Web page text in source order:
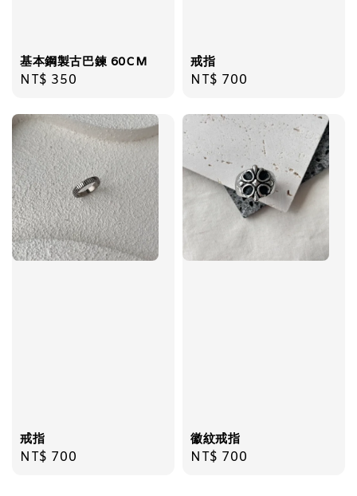
基本鋼製古巴鍊 60CM
Regular
NT$ 350
戒指
Regular
NT$ 700
戒指
Regular
NT$ 700
徽紋戒指
Regular
NT$ 700